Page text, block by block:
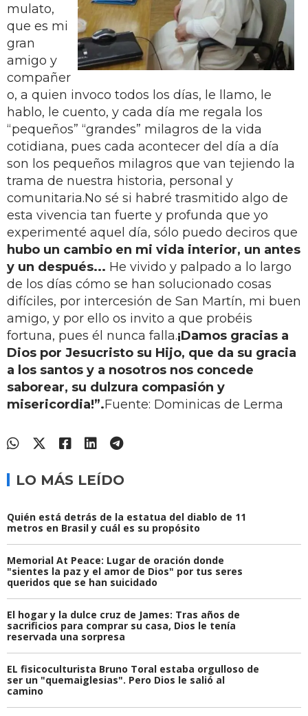
mulato,
que es mi
gran
amigo y
compañer
o, a quien invoco todos los días, le llamo, le
hablo, le cuento, y cada día me regala los
“pequeños” “grandes” milagros de la vida
cotidiana, pues cada acontecer del día a día
son los pequeños milagros que van tejiendo la
trama de nuestra historia, personal y
comunitaria.No sé si habré trasmitido algo de
esta vivencia tan fuerte y profunda que yo
experimenté aquel día, sólo puedo deciros que
hubo un cambio en mi vida interior, un antes
y un después... He vivido y palpado a lo largo
de los días cómo se han solucionado cosas
difíciles, por intercesión de San Martín, mi buen
amigo, y por ello os invito a que probéis
fortuna, pues él nunca falla.¡Damos gracias a
Dios por Jesucristo su Hijo, que da su gracia
a los santos y a nosotros nos concede
saborear, su dulzura compasión y
misericordia!”.Fuente: Dominicas de Lerma
LO MÁS LEÍDO
Quién está detrás de la estatua del diablo de 11
metros en Brasil y cuál es su propósito
Memorial At Peace: Lugar de oración donde
"sientes la paz y el amor de Dios" por tus seres
queridos que se han suicidado
El hogar y la dulce cruz de James: Tras años de
sacrificios para comprar su casa, Dios le tenía
reservada una sorpresa
EL fisicoculturista Bruno Toral estaba orgulloso de
ser un "quemaiglesias". Pero Dios le salió al
camino